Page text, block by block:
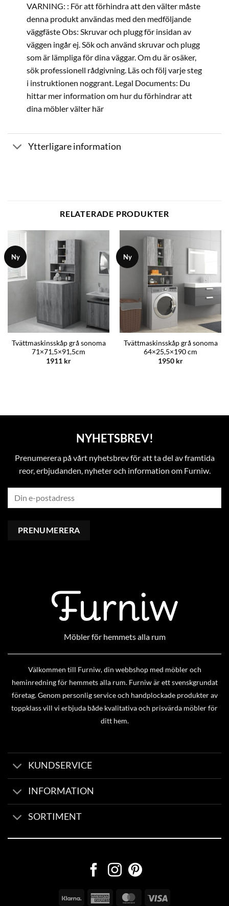
VARNING: : För att förhindra att den välter måste
denna produkt användas med den medföljande
väggfäste Obs: Skruvar och plugg för insidan av
väggen ingår ej. Sök och använd skruvar och plugg
som är lämpliga för dina väggar. Om du är osäker,
sök professionell rådgivning. Läs och följ varje steg
i instruktionen noggrant. Legal Documents: Du
hittar mer information om hur du förhindrar att
dina möbler välter här
Ytterligare information
RELATERADE PRODUKTER
Ny
Tvättmaskinsskåp grå sonoma
71×71,5×91,5cm
1911 kr
Ny
Tvättmaskinsskåp grå sonoma
64×25,5×190 cm
1950 kr
NYHETSBREV!
Prenumerera på vårt nyhetsbrev för att ta del av framtida
reor, erbjudanden, nyheter och information om Furniw.
Möbler för hemmets alla rum
Välkommen till Furniw, din webbshop med möbler och
heminredning för hemmets alla rum. Furniw är ett svenskgrundat
företag. Genom personlig service och handplockade produkter av
toppklass vill vi erbjuda både kvalitativa och prisvärda möbler för
ditt hem.
KUNDSERVICE
INFORMATION
SORTIMENT